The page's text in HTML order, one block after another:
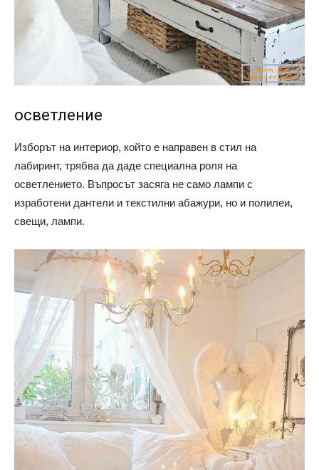
осветление
Изборът на интериор, който е направен в стил на
лабиринт, трябва да даде специална роля на
осветлението. Въпросът засяга не само лампи с
изработени дантели и текстилни абажури, но и полилеи,
свещи, лампи.